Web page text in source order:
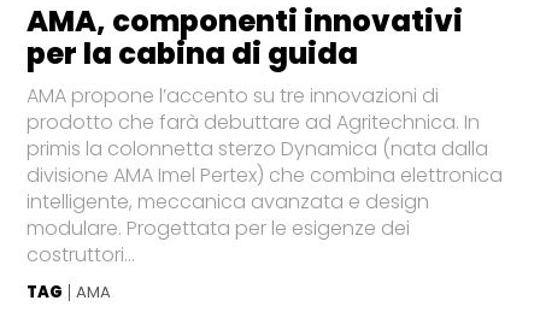
AMA, componenti innovativi
per la cabina di guida
AMA propone l’accento su tre innovazioni di
prodotto che farà debuttare ad Agritechnica. In
primis la colonnetta sterzo Dynamica (nata dalla
divisione AMA Imel Pertex) che combina elettronica
intelligente, meccanica avanzata e design
modulare. Progettata per le esigenze dei
costruttori...
TAG AMA